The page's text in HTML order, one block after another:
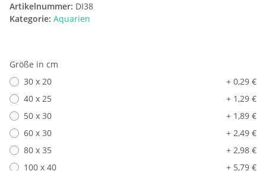
Artikelnummer: DI38
Kategorie: Aquarien
Größe in cm
30 x 20
+ 0,29 €
40 x 25
+ 1,29 €
50 x 30
+ 1,89 €
60 x 30
+ 2,49 €
80 x 35
+ 2,98 €
100 x 40
+ 5,79 €